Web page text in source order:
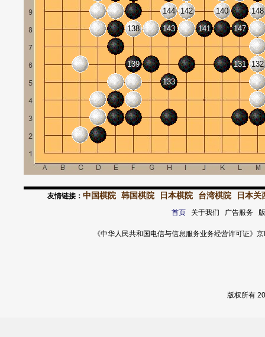
131 132
133
138
139
140
141
142
143
144
147
148
友情链接： 中国棋院 韩国棋院 日本棋院 台湾棋院 日本关
首页关于我们 广告服务
《中华人民共和国电信与信息服务业务经营许可证
版权所有